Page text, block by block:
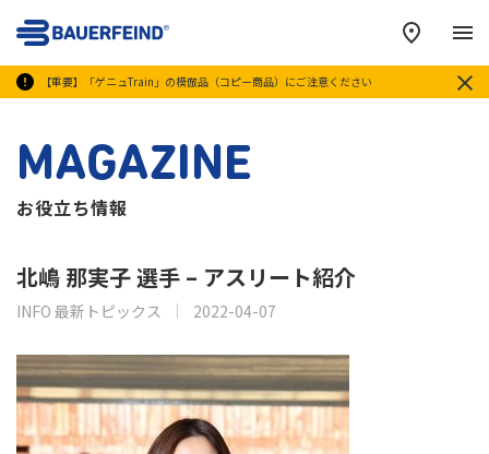
【重要】「ゲニュTrain」の模倣品（コピー商品）にご注意ください
メ
MAGAZINE
お役立ち情報
北嶋 那実子 選手 – アスリート紹介
INFO 最新トピックス 2022-04-07